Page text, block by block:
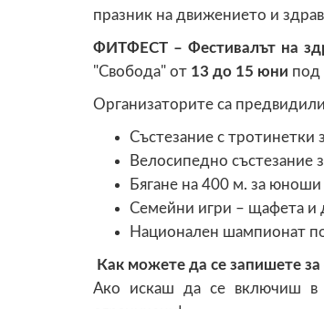
празник на движението и
ФИТФЕСТ – Фестивалът на
"Свобода" от 13 до 15 юни под
Организаторите са предвидили
Състезание с тротинетки
Велосипедно състезание
Бягане на 400 м. за
Семейни игри – щафета и
Национален шампионат
Как можете да се запишете за
Ако искаш да се включиш в